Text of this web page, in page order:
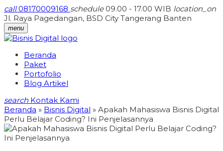
call08170009168 schedule09.00 - 17.00 WIB location_on
Jl. Raya Pagedangan, BSD City Tangerang Banten
menu
Beranda
Paket
Portofolio
Blog Artikel
search Kontak Kami
Beranda » Bisnis Digital » Apakah Mahasiswa Bisnis Digital
Perlu Belajar Coding? Ini Penjelasannya